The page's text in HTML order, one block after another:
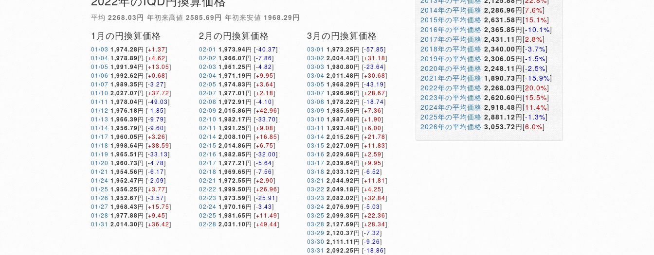
平均 2268.03円 年初来高値 2585.69円 年初来安値 1968.29円
1月の円換算価格
01/03 1,974.28円 [+1.37]
01/04 1,978.89円 [+4.62]
01/05 1,991.94円 [+13.05]
01/06 1,992.62円 [+0.68]
01/07 1,989.35円 [-3.27]
01/10 2,027.07円 [+37.72]
01/11 1,978.04円 [-49.03]
01/12 1,976.18円 [-1.85]
01/13 1,966.39円 [-9.79]
01/14 1,956.79円 [-9.60]
01/17 1,960.05円 [+3.26]
01/18 1,998.64円 [+38.59]
01/19 1,965.51 円 [-33.13]
01/20 1,960.73円 [-4.78]
01/21 1,954.56円 [-6.17]
01/24 1,952.47円 [-2.09]
01/25 1,956.25円 [+3.77]
01/26 1,952.67円 [-3.57]
01/27 1,968.43円 [+15.75]
01/28 1,977.88円 [+9.45]
01/31 2,014.30円 [+36.42]
2月の円換算価格
02/01 1,973.94円 [-40.37]
02/02 1,966.07円 [-7.86]
02/03 1,961.25円 [-4.82]
02/04 1,971.19円 [+9.95]
02/05 1,974.83円 [+3.64]
02/07 1,977.01 円 [+2.18]
02/08 1,972.91 円 [-4.10]
02/09 2,015.86円 [+42.96]
02/10 1,982.17円 [-33.70]
02/11 1,991.25円 [+9.08]
02/14 2,008.10円 [+16.85]
02/15 2,014.86円 [+6.75]
02/16 1,982.85円 [-32.00]
02/17 1,977.21 円 [-5.64]
02/18 1,969.65円 [-7.56]
02/21 1,972.55円 [+2.90]
02/22 1,999.50円 [+26.96]
02/23 1,973.59円 [-25.91]
02/24 1,970.16円 [-3.43]
02/25 1,981.65円 [+11.49]
02/28 2,031.10円 [+49.44]
3月の円換算価格
03/01 1,973.25円 [-57.85]
03/02 2,004.43円 [+31.18]
03/03 1,980.80円 [-23.64]
03/04 2,011.48円 [+30.68]
03/05 1,968.29円 [-43.19]
03/07 1,996.96円 [+28.67]
03/08 1,978.22円 [-18.74]
03/09 1,985.59円 [+7.36]
03/10 1,987.48円 [+1.90]
03/11 1,993.48円 [+6.00]
03/14 2,015.26円 [+21.78]
03/15 2,027.09円 [+11.83]
03/16 2,029.68円 [+2.59]
03/17 2,039.64円 [+9.95]
03/18 2,033.12円 [-6.52]
03/21 2,044.92円 [+11.81]
03/22 2,049.18円 [+4.25]
03/23 2,082.02円 [+32.84]
03/24 2,076.99円 [-5.03]
03/25 2,099.35円 [+22.36]
03/28 2,127.69円 [+28.34]
03/29 2,120.37円 [-7.32]
03/30 2,111.11 円 [-9.26]
03/31 2,092.25円 [-18.86]
2014年の平均価格 2,286.96円[7.6%]
2015年の平均価格 2,631.58円[15.1%]
2016年の平均価格 2,365.85円[-10.1%]
2017年の平均価格 2,431.11 円[2.8%]
2018年の平均価格 2,340.00円[-3.7%]
2019年の平均価格 2,306.05円[-1.5%]
2020年の平均価格 2,248.11 円[-2.5%]
2021年の平均価格 1,890.73円[-15.9%]
2022年の平均価格 2,268.03円[20.0%]
2023年の平均価格 2,620.60円[15.5%]
2024年の平均価格 2,918.48円[11.4%]
2025年の平均価格 2,881.12円[-1.3%]
2026年の平均価格 3,053.72円[6.0%]